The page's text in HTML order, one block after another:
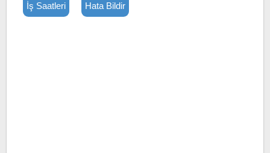
İş Saatleri Hata Bildir